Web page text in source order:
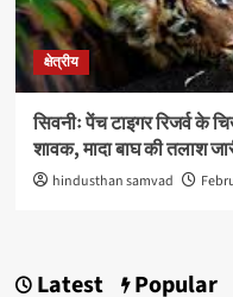
क्षेत्रीय
सिवनीः पेंच टाइगर रिजर्व के
शावक, मादा बाघ की तलाश
hindusthan samvad
Latest Popular